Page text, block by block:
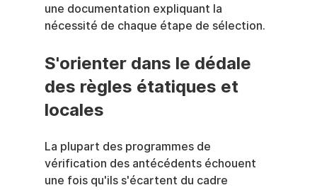
une documentation expliquant la
nécessité de chaque étape de sélection.
S'orienter dans le dédale
des règles étatiques et
locales
La plupart des programmes de
vérification des antécédents échouent
une fois qu'ils s'écartent du cadre